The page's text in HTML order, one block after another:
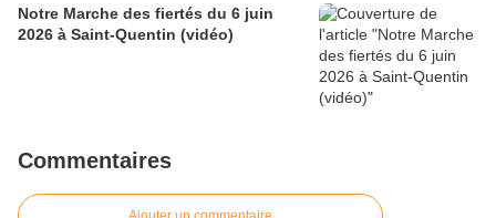
Notre Marche des fiertés du 6 juin
2026 à Saint-Quentin (vidéo)
Commentaires